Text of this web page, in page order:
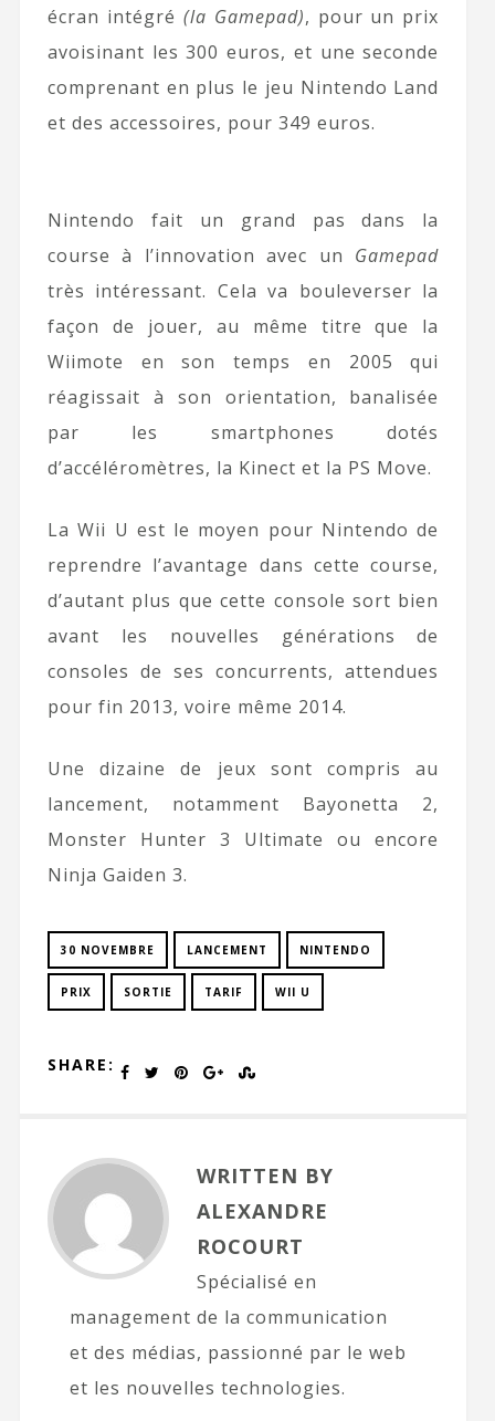
écran intégré (la Gamepad), pour un prix
avoisinant les 300 euros, et une seconde
comprenant en plus le jeu Nintendo Land
et des accessoires, pour 349 euros.
Nintendo fait un grand pas dans la
course à l’innovation avec un Gamepad
très intéressant. Cela va bouleverser la
façon de jouer, au même titre que la
Wiimote en son temps en 2005 qui
réagissait à son orientation, banalisée
par les smartphones dotés
d’accéléromètres, la Kinect et la PS Move.
La Wii U est le moyen pour Nintendo de
reprendre l’avantage dans cette course,
d’autant plus que cette console sort bien
avant les nouvelles générations de
consoles de ses concurrents, attendues
pour fin 2013, voire même 2014.
Une dizaine de jeux sont compris au
lancement, notamment Bayonetta 2,
Monster Hunter 3 Ultimate ou encore
Ninja Gaiden 3.
30 NOVEMBRE LANCEMENT NINTENDO
PRIX SORTIE TARIF WII U
SHARE:
WRITTEN BY
ALEXANDRE
ROCOURT
Spécialisé en
management de la communication
et des médias, passionné par le web
et les nouvelles technologies.